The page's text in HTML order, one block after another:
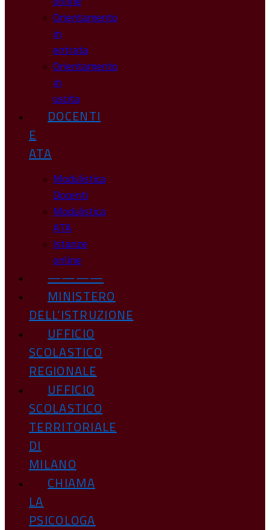
Orientamento
in
entrata
Orientamento
in
uscita
DOCENTI
E
ATA
Modulistica
Docenti
Modulistica
ATA
Istanze
online
————
MINISTERO
DELL’ISTRUZIONE
UFFICIO
SCOLASTICO
REGIONALE
UFFICIO
SCOLASTICO
TERRITORIALE
DI
MILANO
CHIAMA
LA
PSICOLOGA